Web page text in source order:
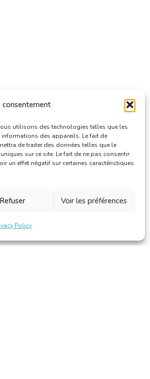
consentement
utilisons des technologies telles que les
des appareils. Le fait de
de traiter des données telles que le
sur ce site. Le fait de ne pas consentir
un effet négatif sur certaines caractéristiques
Refuser Voir les préférences
Policy